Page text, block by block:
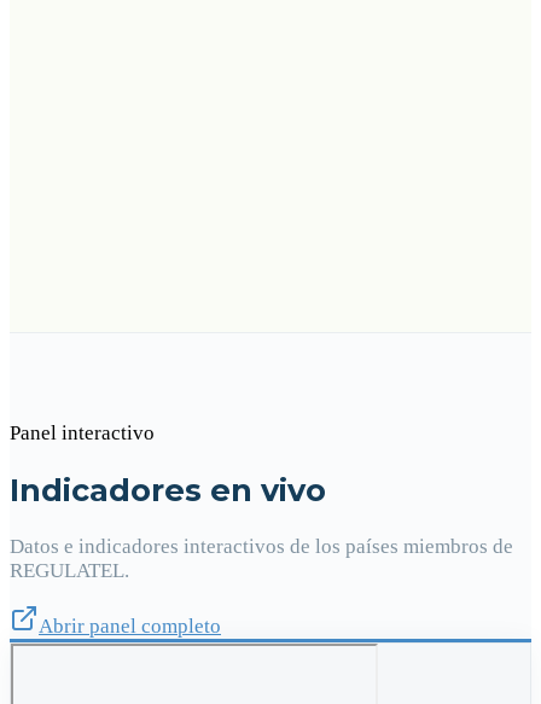
Panel interactivo
Indicadores en vivo
Datos e indicadores interactivos de los países miembros de
REGULATEL.
Abrir panel completo